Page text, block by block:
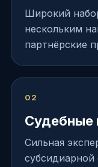
Широкий
нескольким
партнёрские
02
Судебные
Сильная
субсидиарной